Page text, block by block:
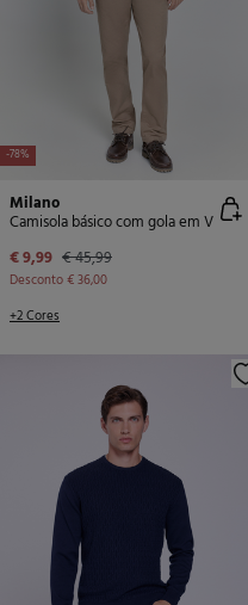
-78%
Milano
Camisola básico com gola em V
€ 9,99 € 45,99
Desconto€ 36,00
+2 Cores